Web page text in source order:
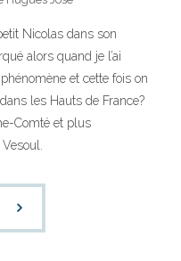
Nicolas dans son
alors quand je l’ai
et cette fois on
les Hauts de France?
Comté et plus